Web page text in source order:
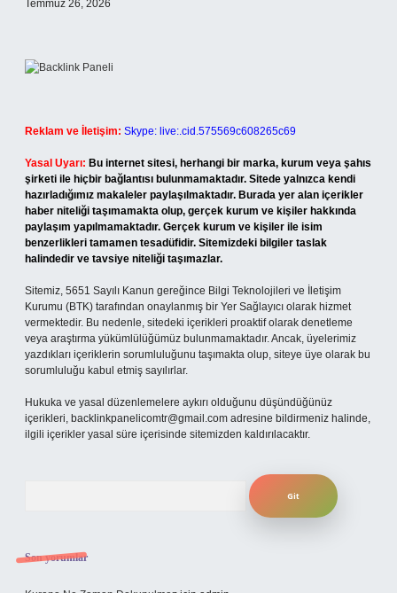
Temmuz 26, 2026
Reklam ve İletişim: Skype: live:.cid.575569c608265c69
Yasal Uyarı: Bu internet sitesi, herhangi bir marka, kurum veya şahıs
şirketi ile hiçbir bağlantısı bulunmamaktadır. Sitede yalnızca kendi
hazırladığımız makaleler paylaşılmaktadır. Burada yer alan içerikler
haber niteliği taşımamakta olup, gerçek kurum ve kişiler hakkında
paylaşım yapılmamaktadır. Gerçek kurum ve kişiler ile isim
benzerlikleri tamamen tesadüfidir. Sitemizdeki bilgiler taslak
halindedir ve tavsiye niteliği taşımazlar.
Sitemiz, 5651 Sayılı Kanun gereğince Bilgi Teknolojileri ve İletişim
Kurumu (BTK) tarafından onaylanmış bir Yer Sağlayıcı olarak hizmet
vermektedir. Bu nedenle, sitedeki içerikleri proaktif olarak denetleme
veya araştırma yükümlülüğümüz bulunmamaktadır. Ancak, üyelerimiz
yazdıkları içeriklerin sorumluluğunu taşımakta olup, siteye üye olarak bu
sorumluluğu kabul etmiş sayılırlar.
Hukuka ve yasal düzenlemelere aykırı olduğunu düşündüğünüz
içerikleri, backlinkpanelicomtr@gmail.com adresine bildirmeniz halinde,
ilgili içerikler yasal süre içerisinde sitemizden kaldırılacaktır.
Son yorumlar